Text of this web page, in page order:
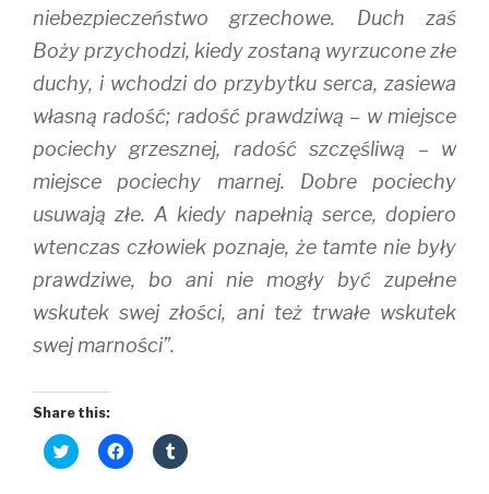
niebezpieczeństwo grzechowe. Duch zaś
Boży przychodzi, kiedy zostaną wyrzucone złe
duchy, i wchodzi do przybytku serca, zasiewa
własną radość; radość prawdziwą – w miejsce
pociechy grzesznej, radość szczęśliwą – w
miejsce pociechy marnej. Dobre pociechy
usuwają złe. A kiedy napełnią serce, dopiero
wtenczas człowiek poznaje, że tamte nie były
prawdziwe, bo ani nie mogły być zupełne
wskutek swej złości, ani też trwałe wskutek
swej marności”.
Share this:
C
l
C
l
C
l